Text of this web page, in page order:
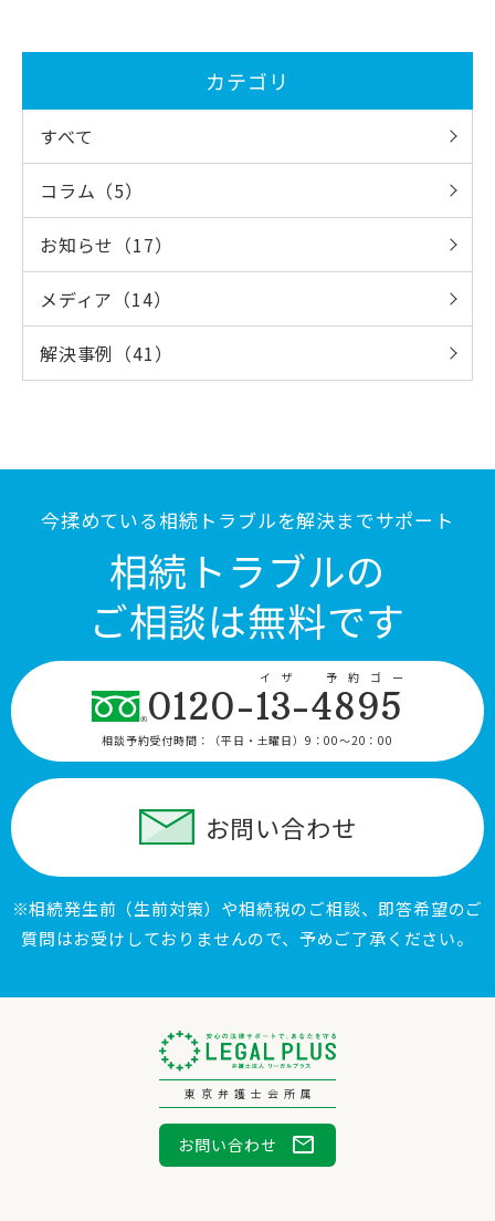
カテゴリ
すべて
コラム（5）
お知らせ（17）
メディア（14）
解決事例（41）
今揉めている相続トラブルを解決までサポート
相続トラブルの
ご相談は無料です
0120-13-4895
イザ 予約ゴー
相談予約受付時間： （平日・土曜日）9：00〜20：00
お問い合わせ
※相続発生前（生前対策）や相続税のご相談、即答希望のご
質問はお受けしておりませんので、予めご了承ください。
東京弁護士会所属
お問い合わせ mail